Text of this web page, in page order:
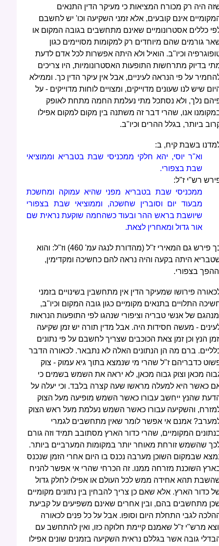
היה רק מכורח המציאות כי מעיקר הדין התנאים
אינם קובעים, אלא זמני השקיעה וכו' יש לחשבם
כללים אסטרונומיים שאינם מתחשבים בגובה המקום או
גורמים שהם מיוחדים רק למקומות מסויימים כגון
וכיו"ב. הואיל ולא היתה אפשרות לכל אדם לדעת
בדיוק מתרחשות התופעות האסטרונומיות, היו צריכים
על פי הנראה לעיניים, אבל אין עיקר הדין כך. וממילא
שיש לנו שעונים מדוייקים, ומצויים לוחות מדוייקים - על
נלך, ולא נסתכל מתי נעלמת החמה מתחת לאופק
אנו, שהרי דבר זה משתנה בין מקום למקום אפילו
ביותר, בגלל ההרים וכיו"ב.
בשבת קיח, ב:
וא"ר יוסי, יהא חלקי ממכניסי שבת בטבריא וממוציאי
שבת בצפורי.
רש"י ז"ל:
ממכניסי שבת בטבריא מפני שהיא עמוקה ומחשכת
מבעוד יום וסוברין שחשכה, וממוציאי שבת בצפורי
שיושבת בראש ההר ובעוד כשהחמה שוקעת נראית שם
אור גדול ומאחרין לצאת.
כך פירש גם המאירי ז"ל (מהדורת לנגה עמ' 460) וז"ל: והוא
היתה בקעה והיה נראה להם כחשיכה ומקדימין,
בצפורי.
פירושו שמעיקר הדין אין מתחשבין בשינויים בזמני
התלויים בתנאים מקומיים כגון גובה המקום וכיו"ב,
של אנשי טבריה וציפורי שנהגו לפי התופעות הנראות
- מעשה חסידות היה. אבל מדין תורה יש זמן שקיעה
הנץ וכן זמן צאת הכוכבים שצריך לחשבם על פי נתונים
ברם מה הן הנתונים האלה לא נתבאר. לכאורה הדבר
כדבריהם ז"ל שהרי מי שנמצא בתוך גיא עמוק - צוק
מכאן וצוק גבוה מכאן, לא יראה את השמש בשמים כי
כאשר היא למעלה מראשו שעה קצרה בלבד. וכי יעלה על
שהנץ ייחשב עבורו כאשר השמש מופיעה מעל הצוק
והשקיעה עבורו כאשר השמש נעלמת מעל ראש הצוק
אמנם אי אפשר לומר שאין מתחשבים לגמרי
המקומיים, שהרי כדור הארץ מסתובב תמיד וזה גורם
שהשמש זורחת מאוחר יותר במקומות המערביים ביותר.
שבמקום השוכן מערבה נכנס בו היום אחרי הזמן שנכנס
השוכנת מזרחה ממנו. זה הכרחי שהרי אי אפשר להניח
תהא אחידה ממש לכל העולם או אפילו לחלק גדול
כדור הארץ. אלא שאם כן צריך להבחין בין נתונים מקומיים
מתחשבים בהם, ובין אחרים שאינם משפיעים על קביעת
לגבי התחלת היום וסופו. אבל על כל פנים לכאורה
מרש"י ז"ל שאמנם קיימת חלוקה כזו, ואין להתחשב עם
גובה אשר בגללם נראית השקיעה בזמנים שונים אפילו